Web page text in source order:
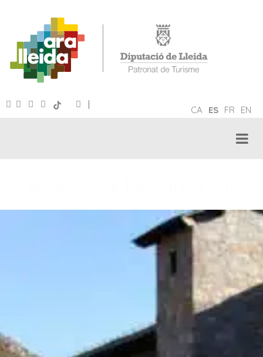
CA ES FR EN
|